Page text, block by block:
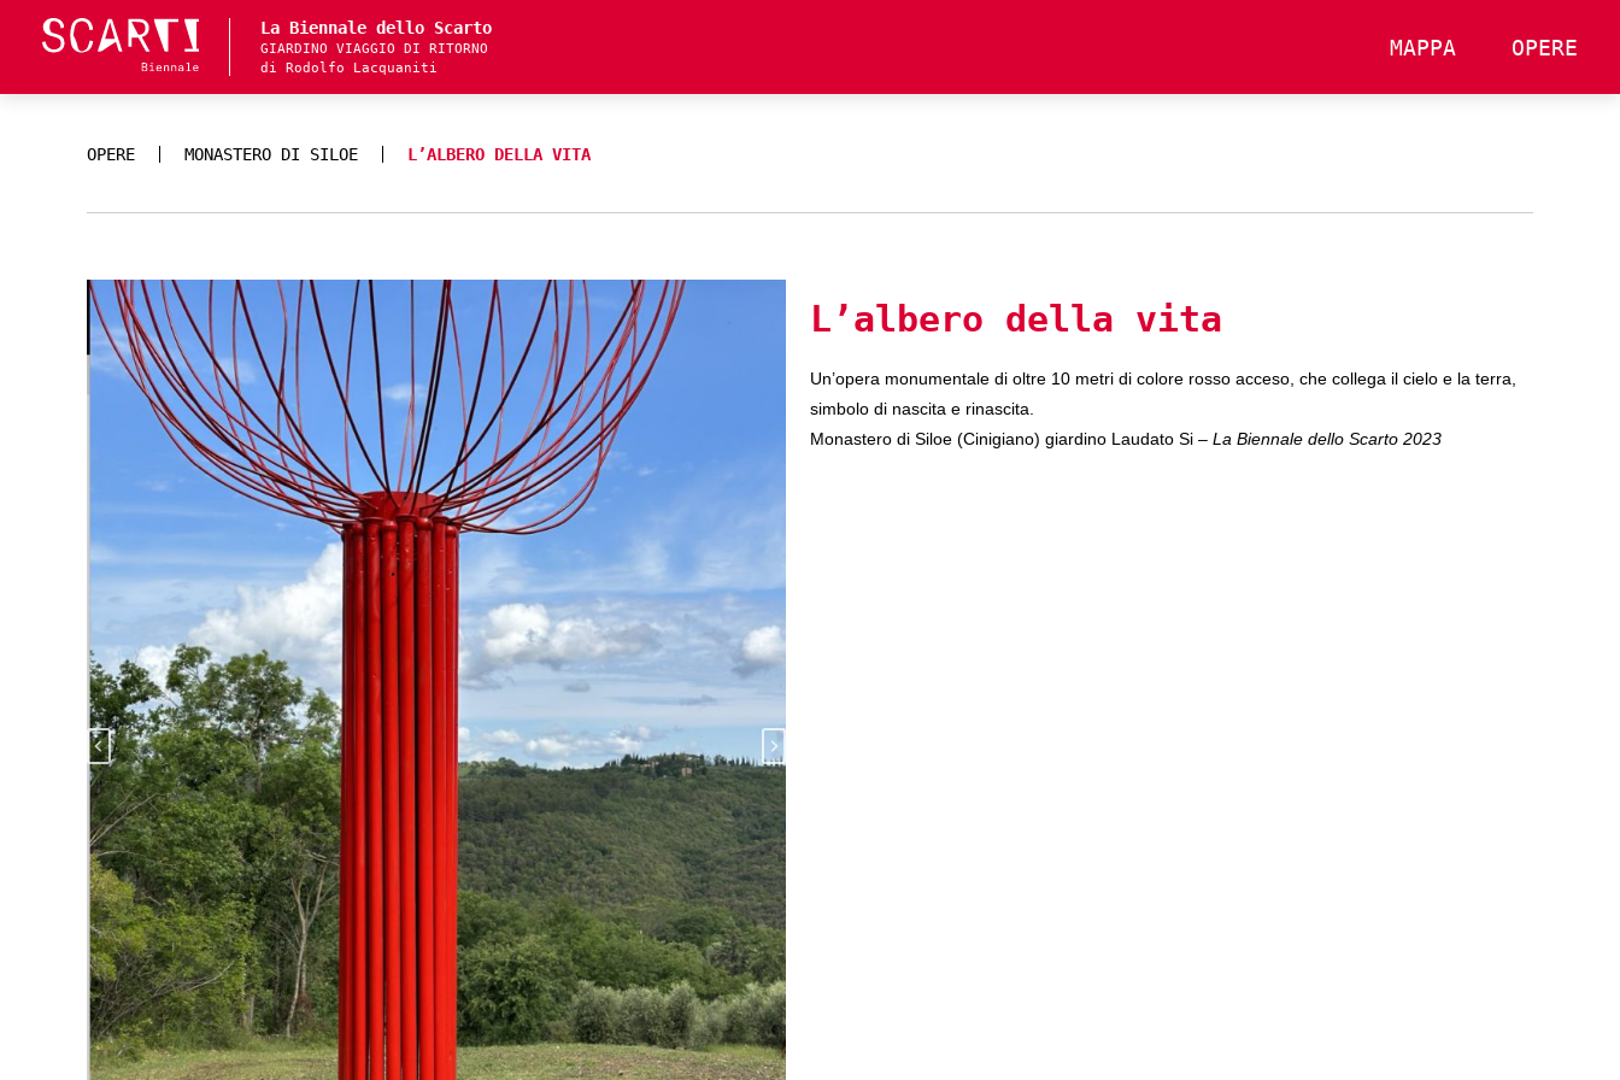
La Biennale dello Scarto
GIARDINO VIAGGIO DI RITORNO
di Rodolfo Lacquaniti
MAPPA OPERE
MONASTERO DI SILOE
OPERE L’ALBERO DELLA VITA
L’albero della vita
Un’opera monumentale di oltre 10 metri di colore rosso acceso, che collega il cielo e la terra,
simbolo di nascita e rinascita.
Monastero di Siloe (Cinigiano) giardino Laudato Si – La Biennale dello Scarto 2023